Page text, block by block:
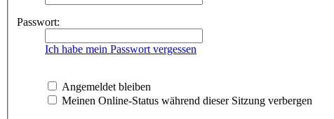
Passwort:
Ich habe mein Passwort vergessen
Angemeldet bleiben
Meinen Online-Status während dieser Sitzung verbergen